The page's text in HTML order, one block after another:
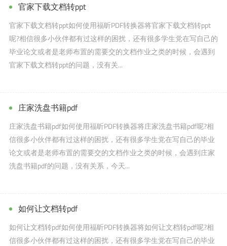
官家下载文档转ppt
官家下载文档转ppt如何使用福昕PDF转换器将官家下载文档转ppt
呢?相信很多小伙伴都有过这样的困扰，还有很多学生党在写自己的
毕业论文或者是老师布置的需要交的文档作业之类的时候，会遇到
官家下载文档转ppt的问题，没有关...
庄家洗盘书籍pdf
庄家洗盘书籍pdf如何使用福昕PDF转换器将庄家洗盘书籍pdf呢?相
信很多小伙伴都有过这样的困扰，还有很多学生党在写自己的毕业
论文或者是老师布置的需要交的文档作业之类的时候，会遇到庄家
洗盘书籍pdf的问题，没有关系，今天...
如何让文档转pdf
如何让文档转pdf如何使用福昕PDF转换器将如何让文档转pdf呢?相
信很多小伙伴都有过这样的困扰，还有很多学生党在写自己的毕业